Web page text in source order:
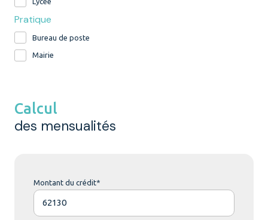
Pratique
Bureau de poste
Mairie
Calcul
des mensualités
Montant du crédit*